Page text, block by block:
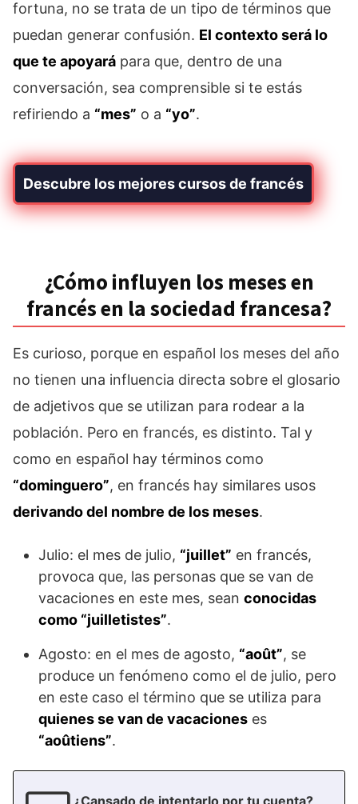
fortuna, no se trata de un tipo de términos que
puedan generar confusión. El contexto será lo
que te apoyará para que, dentro de una
conversación, sea comprensible si te estás
refiriendo a “mes” o a “yo”.
Descubre los mejores cursos de francés
¿Cómo influyen los meses en
francés en la sociedad francesa?
Es curioso, porque en español los meses del año
no tienen una influencia directa sobre el glosario
de adjetivos que se utilizan para rodear a la
población. Pero en francés, es distinto. Tal y
como en español hay términos como
“dominguero”, en francés hay similares usos
derivando del nombre de los meses.
Julio: el mes de julio, “juillet” en francés,
provoca que, las personas que se van de
vacaciones en este mes, sean conocidas
como “juilletistes”.
Agosto: en el mes de agosto, “août”, se
produce un fenómeno como el de julio, pero
en este caso el término que se utiliza para
quienes se van de vacaciones es
“aoûtiens”.